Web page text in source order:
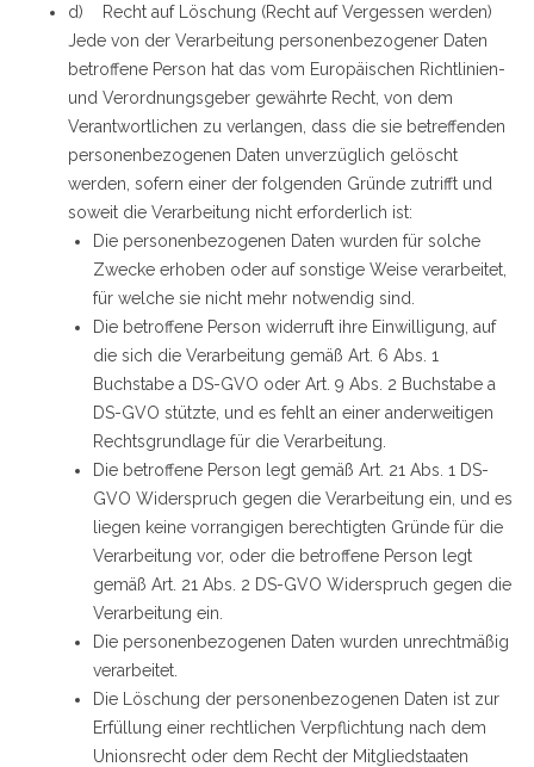
d) Recht auf Löschung (Recht auf Vergessen werden)
Jede von der Verarbeitung personenbezogener Daten
betroffene Person hat das vom Europäischen Richtlinien-
und Verordnungsgeber gewährte Recht, von dem
Verantwortlichen zu verlangen, dass die sie betreffenden
personenbezogenen Daten unverzüglich gelöscht
werden, sofern einer der folgenden Gründe zutrifft und
soweit die Verarbeitung nicht erforderlich ist:
Die personenbezogenen Daten wurden für solche
Zwecke erhoben oder auf sonstige Weise verarbeitet,
für welche sie nicht mehr notwendig sind.
Die betroffene Person widerruft ihre Einwilligung, auf
die sich die Verarbeitung gemäß Art. 6 Abs. 1
Buchstabe a DS-GVO oder Art. 9 Abs. 2 Buchstabe a
DS-GVO stützte, und es fehlt an einer anderweitigen
Rechtsgrundlage für die Verarbeitung.
Die betroffene Person legt gemäß Art. 21 Abs. 1 DS-
GVO Widerspruch gegen die Verarbeitung ein, und es
liegen keine vorrangigen berechtigten Gründe für die
Verarbeitung vor, oder die betroffene Person legt
gemäß Art. 21 Abs. 2 DS-GVO Widerspruch gegen die
Verarbeitung ein.
Die personenbezogenen Daten wurden unrechtmäßig
verarbeitet.
Die Löschung der personenbezogenen Daten ist zur
Erfüllung einer rechtlichen Verpflichtung nach dem
Unionsrecht oder dem Recht der Mitgliedstaaten